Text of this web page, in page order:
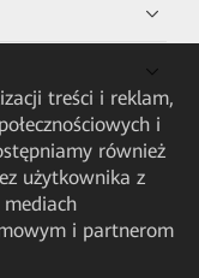
treści i reklam,
i
również
użytkownika z
i partnerom